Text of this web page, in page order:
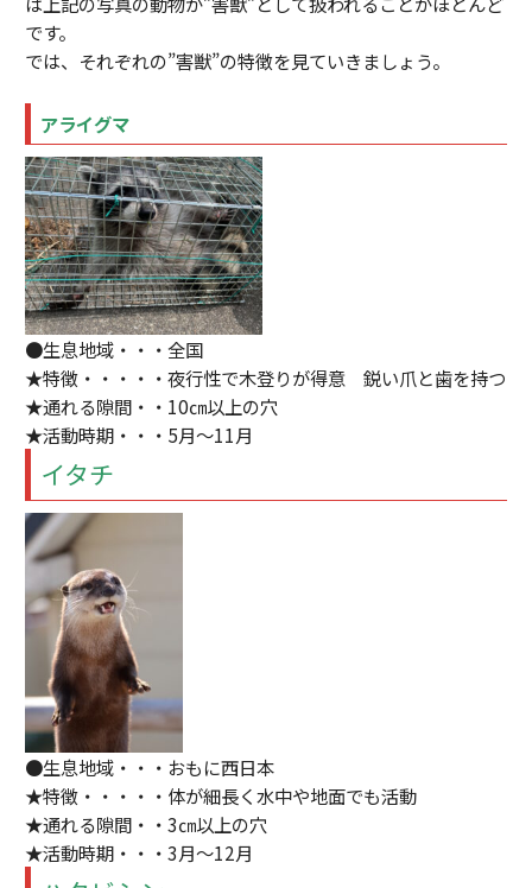
です。
では、それぞれの”害獣”の特徴を見ていきましょう。
アライグマ
●生息地域・・・全国
★特徴・・・・・夜行性で木登りが得意 鋭い爪と歯を持つ
★通れる隙間・・10㎝以上の穴
★活動時期・・・5月～11月
イタチ
●生息地域・・・おもに西日本
★特徴・・・・・体が細長く水中や地面でも活動
★通れる隙間・・3㎝以上の穴
★活動時期・・・3月～12月